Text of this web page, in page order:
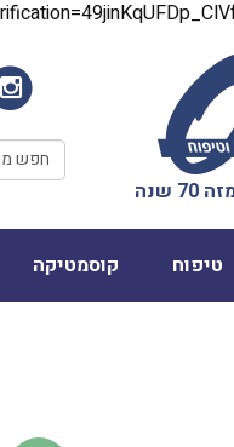
טיפוח קוסמטיקה